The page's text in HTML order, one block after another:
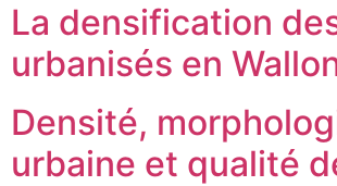
La densification
urbanisés en
Densité,
urbaine et qualité